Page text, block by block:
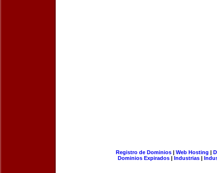
Registro de Dominios| Web Hosting |
Dominios Expirados | Industrias |